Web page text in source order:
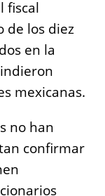
fiscal
de los diez
en la
mexicanas.
no han
confirmar